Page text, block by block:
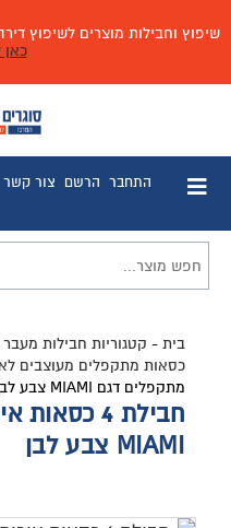
שיפוץ וחבילות מוצרים לשיפוץ דירה
כאן
התחבר הרשם צור קשר
בית - קטגוריות חבילות מעבר
כסאות מתקפלים מעוצבים
מתקפלים דגם MIAMI צבע לבן
חבילת 4
MIAMI צבע לבן